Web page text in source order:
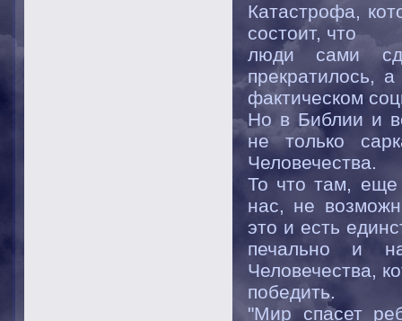
Катастрофа,
состоит, что
люди сами
прекратилось,
фактическом
Но в Библии и
не только
Человечества.
То что там, еще
нас, не
это и есть
печально и
Человечества,
победить.
"Мир спасет